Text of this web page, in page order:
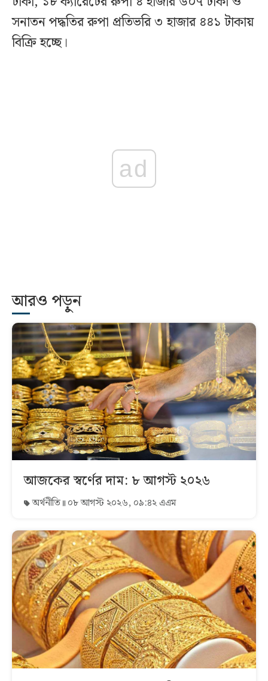
সনাতন পদ্ধতির রুপা প্রতিভরি ৩ হাজার ৪৪১ টাকায়
বিক্রি হচ্ছে।
ad
আরও পড়ুন
আজকের স্বর্ণের দাম: ৮ আগস্ট ২০২৬
অর্থনীতি ০৮ আগস্ট ২০২৬, ০৯:৪২ এএম